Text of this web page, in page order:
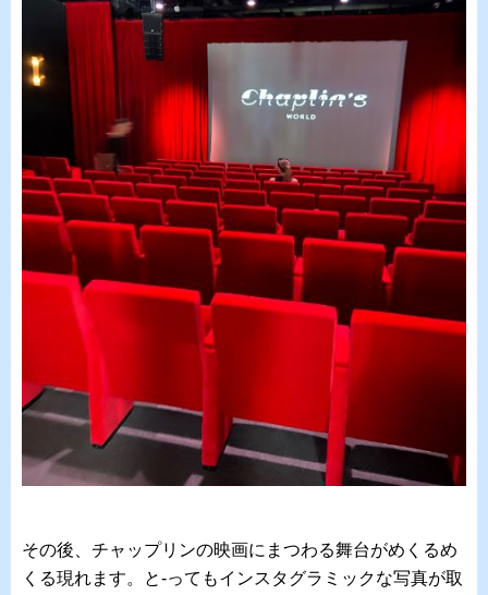
その後、チャップリンの映画にまつわる舞台がめくるめ
くる現れます。と-ってもインスタグラミックな写真が取